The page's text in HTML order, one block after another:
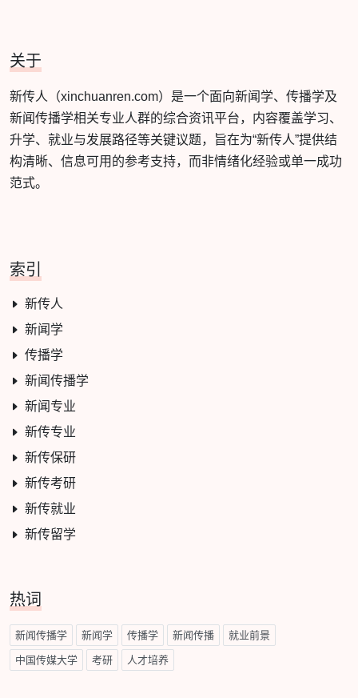
关于
新传人（xinchuanren.com）是一个面向新闻学、传播学及
新闻传播学相关专业人群的综合资讯平台，内容覆盖学习、
升学、就业与发展路径等关键议题，旨在为“新传人”提供结
构清晰、信息可用的参考支持，而非情绪化经验或单一成功
范式。
索引
新传人
新闻学
传播学
新闻传播学
新闻专业
新传专业
新传保研
新传考研
新传就业
新传留学
热词
新闻传播学 新闻学 传播学 新闻传播 就业前景
中国传媒大学 考研 人才培养